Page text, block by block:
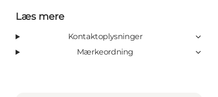
Læs mere
Kontaktoplysninger
Mærkeordning